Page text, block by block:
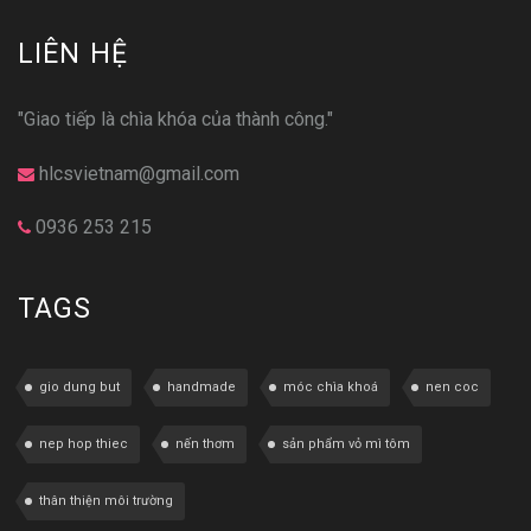
LIÊN HỆ
"Giao tiếp là chìa khóa của thành công."
hlcsvietnam@gmail.com
0936 253 215
TAGS
gio dung but handmade móc chìa khoá nen coc
nep hop thiec nến thơm sản phẩm vỏ mì tôm
thân thiện môi trường